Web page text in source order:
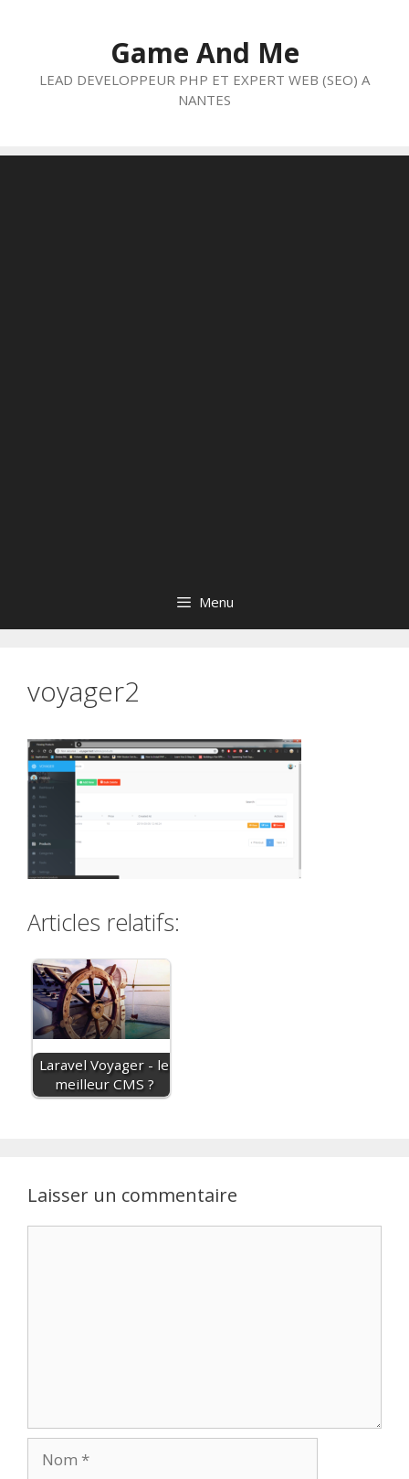
Game And Me
LEAD DEVELOPPEUR PHP ET EXPERT WEB (SEO) A
NANTES
Menu
voyager2
Articles relatifs:
Laravel Voyager - le
meilleur CMS ?
Laisser un commentaire